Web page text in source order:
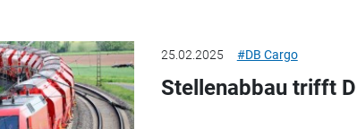
25.02.2025 #DB Cargo
Stellenabbau trifft